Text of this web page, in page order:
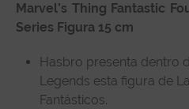
Especificaciones
Marvel’s Thing Fantastic
Series Figura 15 cm
Hasbro presenta dentro
Legends esta figura de
Fantásticos.